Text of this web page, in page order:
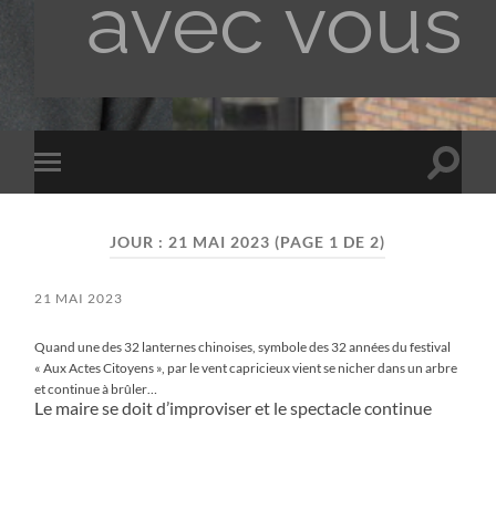
avec vous
Toggle
mobile
Toggle
JOUR : 21 MAI 2023 (PAGE 1 DE 2)
21 MAI 2023
Quand une des 32 lanternes chinoises, symbole des 32 années du festival
« Aux Actes Citoyens », par le vent capricieux vient se nicher dans un arbre
et continue à brûler…
Le maire se doit d’improviser et le spectacle continue